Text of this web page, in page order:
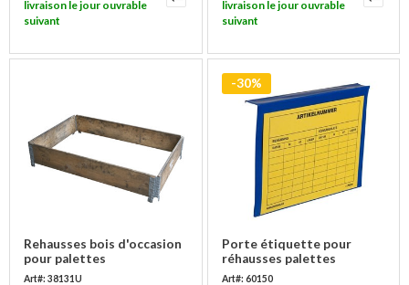
livraison le jour ouvrable
suivant
livraison le jour ouvrable
suivant
Rehausses bois d'occasion
pour palettes
1200x800mm - 4 charnières
Art#: 38131U
-30%
Porte étiquette pour
réhausses palettes
235x165mm
Art#: 60150